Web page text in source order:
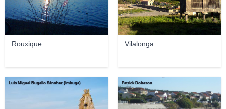
Rouxique Vilalonga
Luis Miguel Bugallo Sánchez (lmbuga) Patrick Dobeson